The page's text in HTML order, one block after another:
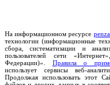
На информационном ресурсе
технологии (информационные
сбора, систематизации и
пользователей сети
Федерации)». Правила о
использует сервисы веб-
Продолжая использовать этот